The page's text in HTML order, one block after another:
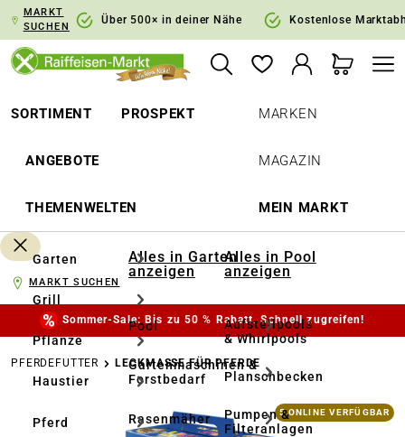
Zur Hauptnavigation springen
MARKT
SUCHEN
Über 500× in deiner Nähe Kostenlose
SORTIMENT PROSPEKT
ANGEBOTE
THEMENWELTEN
MARKEN
MAGAZIN
MEIN MARKT
Garten
Grill
Pflanze
Haustier
Pferd
Alles in Garten
anzeigen
Pool
Gartenmaschinen &
Forstbedarf
Rasenmäher
Alles in Pool
anzeigen
Aufstellpools
& Whirlpools
Planschbecken
Pumpen &
Filteranlagen
MARKT SUCHEN
Sommer-Sale: Bis zu 50 % Rabatt. Schnell zugreifen!
PFERDEFUTTER LECKMASSE FÜR PFERDE
Bildergalerie überspringen 5 ONLINE VERFÜGBAR